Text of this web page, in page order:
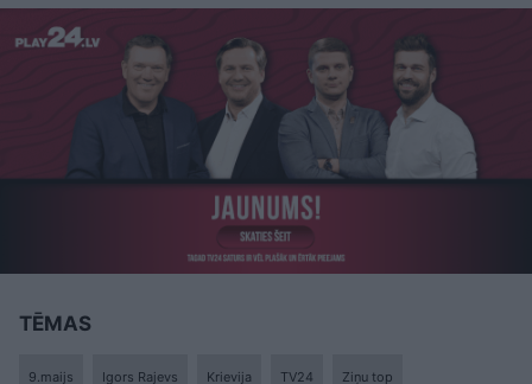
TĒMAS
9.maijs Igors Rajevs Krievija TV24 Ziņu top